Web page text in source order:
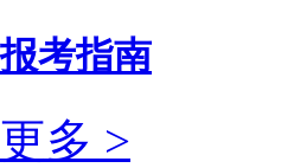
报考指南
更多 >